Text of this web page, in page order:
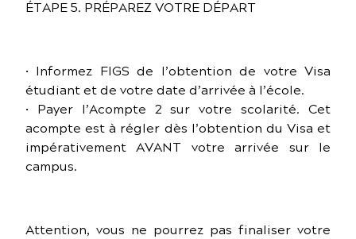
ÉTAPE 5. PRÉPAREZ VOTRE DÉPART
• Informez FIGS de l’obtention de votre Visa
étudiant et de votre date d’arrivée à l’école.
• Payer l’Acompte 2 sur votre scolarité. Cet
acompte est à régler dès l’obtention du Visa et
impérativement AVANT votre arrivée sur le
campus.
Attention, vous ne pourrez pas finaliser votre